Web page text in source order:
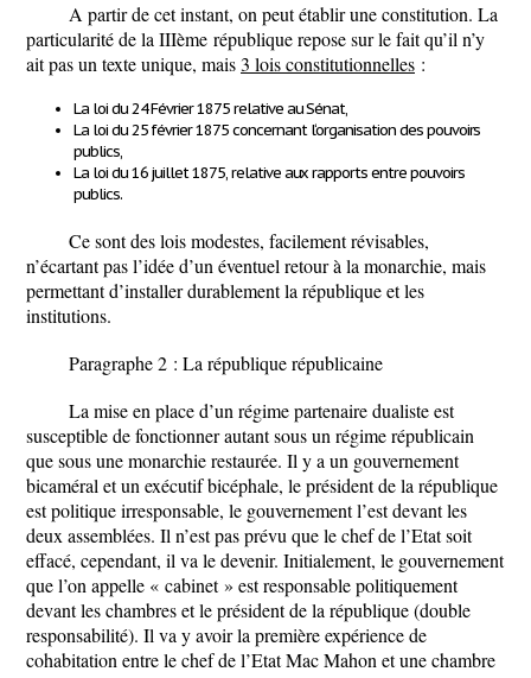
A partir de cet instant, on peut établir une constitution. La
particularité de la IIIème république repose sur le fait qu’il n’y
ait pas un texte unique, mais3 lois constitutionnelles :
La loi du 24 Février 1875 relative au Sénat,
La loi du 25 février 1875 concernant l‘organisation des pouvoirs
publics,
La loi du 16 juillet 1875, relative aux rapports entre pouvoirs
publics.
Ce sont des lois modestes, facilement révisables,
n’écartant pas l’idée d’un éventuel retour à la monarchie, mais
permettant d’installer durablement la république et les
institutions.
Paragraphe 2 : La république républicaine
La mise en place d’un régime partenaire dualiste est
susceptible de fonctionner autant sous un régime républicain
que sous une monarchie restaurée. Il y a un gouvernement
bicaméral et un exécutif bicéphale, le président de la république
est politique irresponsable, le gouvernement l’est devant les
deux assemblées. Il n’est pas prévu que le chef de l’Etat soit
effacé, cependant, il va le devenir. Initialement, le gouvernement
que l’on appelle « cabinet » est responsable politiquement
devant les chambres et le président de la république (double
responsabilité). Il va y avoir la première expérience de
cohabitation entre le chef de l’Etat Mac Mahon et une chambre